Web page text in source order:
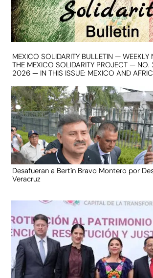
MEXICO SOLIDARITY BULLETIN — WEEKLY
THE MEXICO SOLIDARITY PROJECT —
2026 — IN THIS ISSUE: MEXICO AND
Desafueran a Bertín Bravo Montero por
Veracruz